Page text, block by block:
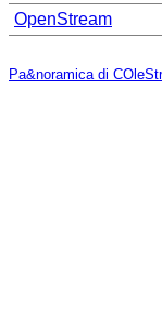
OpenStream
Pa&noramica di